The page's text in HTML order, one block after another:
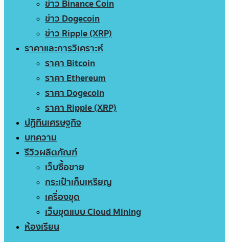
ข่าว Binance Coin
ข่าว Dogecoin
ข่าว Ripple (XRP)
ราคาและการวิเคราะห์
ราคา Bitcoin
ราคา Ethereum
ราคา Dogecoin
ราคา Ripple (XRP)
ปฏิทินเศรษฐกิจ
บทความ
รีวิวผลิตภัณฑ์
เว็บซื้อขาย
กระเป๋าเก็บเหรียญ
เครื่องขุด
เว็บขุดแบบ Cloud Mining
ห้องเรียน